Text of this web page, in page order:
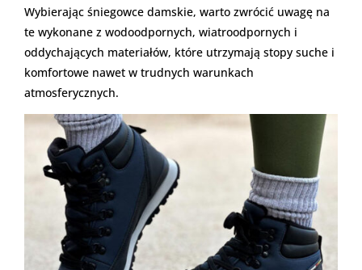
Wybierając śniegowce damskie, warto zwrócić uwagę na
te wykonane z wodoodpornych, wiatroodpornych i
oddychających materiałów, które utrzymają stopy suche i
komfortowe nawet w trudnych warunkach
atmosferycznych.